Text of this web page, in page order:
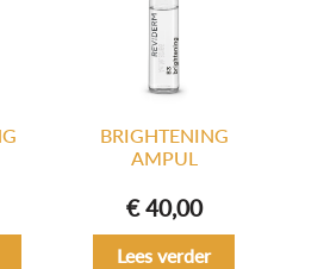
BRIGHTENING
AMPUL
€40,00
Lees verder